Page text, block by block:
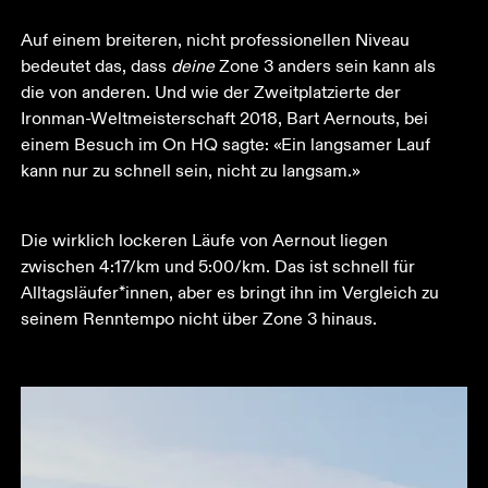
Auf einem breiteren, nicht professionellen Niveau
bedeutet das, dass deine Zone 3 anders sein kann als
die von anderen. Und wie der Zweitplatzierte der
Ironman-Weltmeisterschaft 2018, Bart Aernouts, bei
einem Besuch im On HQ sagte: «Ein langsamer Lauf
kann nur zu schnell sein, nicht zu langsam.»
Die wirklich lockeren Läufe von Aernout liegen
zwischen 4:17/km und 5:00/km. Das ist schnell für
Alltagsläufer*innen, aber es bringt ihn im Vergleich zu
seinem Renntempo nicht über Zone 3 hinaus.